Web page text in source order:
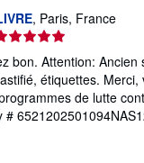
, Paris, France
ratingbon. Attention: Ancien
étiquettes. Merci,
de lutte
#